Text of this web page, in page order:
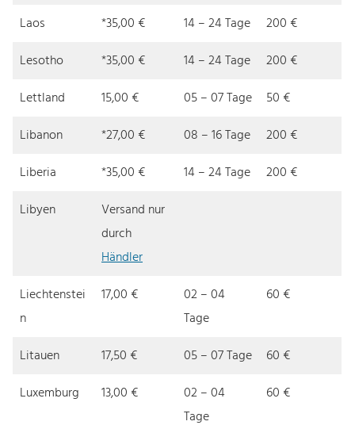
Laos *35,00 € 14 – 24 Tage
200 €
Lesotho
*35,00 € 14 – 24 Tage
200 €
Lettland
15,00 € 05 – 07 Tage
50 €
Libanon
*27,00 € 08 – 16 Tage
200 €
Liberia
*35,00 € 14 – 24 Tage
200 €
Libyen
Versand nur
durch
Händler
Liechtenstei
n
17,00 €
02 – 04
Tage
60 €
Litauen 17,50 € 05 – 07 Tage
60 €
Luxemburg
13,00 €
02 – 04
Tage
60 €